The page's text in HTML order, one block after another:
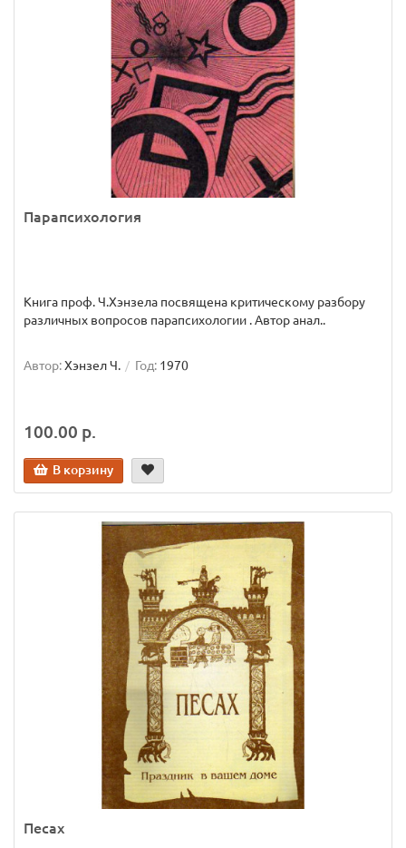
Парапсихология
Книга проф. Ч.Хэнзела посвящена критическому разбору
различных вопросов парапсихологии . Автор анал..
Автор:Хэнзел Ч. Год: 1970
100.00 р.
В корзину
Песах